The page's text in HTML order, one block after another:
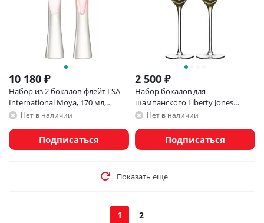
10 180 ₽
Набор из 2 бокалов-флейт LSA
International Moya, 170 мл,
розовый
Нет в наличии
Подписаться
2 500 ₽
Набор бокалов для
шампанского Liberty Jones
Gemma Amber, 225 мл, 2 шт
Нет в наличии
Подписаться
Показать еще
1 2